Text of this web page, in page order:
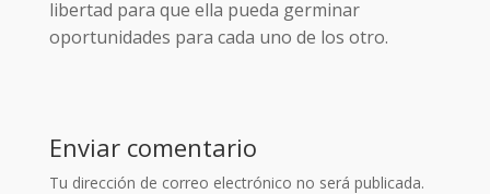
libertad para que ella pueda germinar
oportunidades para cada uno de los otro.
Enviar comentario
Tu dirección de correo electrónico no será publicada.